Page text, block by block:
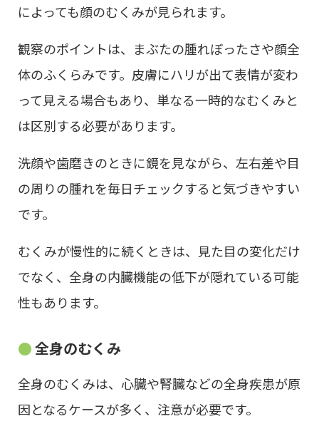
によっても顔のむくみが見られます。
観察のポイントは、まぶたの腫れぼったさや顔全
体のふくらみです。皮膚にハリが出て表情が変わ
って見える場合もあり、単なる一時的なむくみと
は区別する必要があります。
洗顔や歯磨きのときに鏡を見ながら、左右差や目
の周りの腫れを毎日チェックすると気づきやすい
です。
むくみが慢性的に続くときは、見た目の変化だけ
でなく、全身の内臓機能の低下が隠れている可能
性もあります。
全身のむくみ
全身のむくみは、心臓や腎臓などの全身疾患が原
因となるケースが多く、注意が必要です。